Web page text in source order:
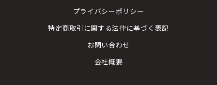
プライバシーポリシー
特定商取引に関する法律に基づく表記
お問い合わせ
会社概要